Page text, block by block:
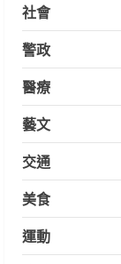
社會
警政
醫療
藝文
交通
美食
運動